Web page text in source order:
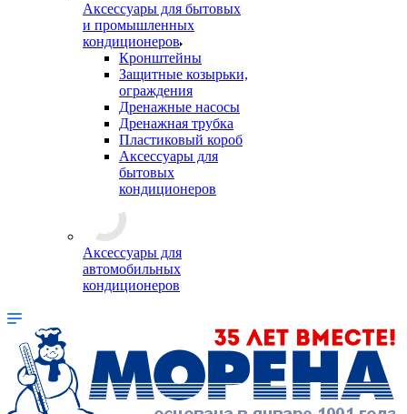
Аксессуары для бытовых
и промышленных
кондиционеров
Кронштейны
Защитные козырьки,
ограждения
Дренажные насосы
Дренажная трубка
Пластиковый короб
Аксессуары для
бытовых
кондиционеров
Аксессуары для
автомобильных
кондиционеров